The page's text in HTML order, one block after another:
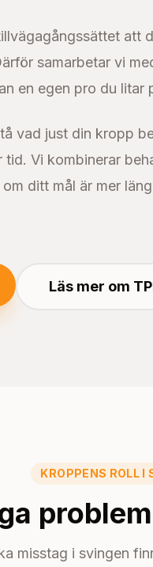
att
samarbetar vi
en egen pro du litar
vad just din kropp
Vi kombinerar
ditt mål är mer
Läs mer om
KROPPENS ROLL I
misstag i svingen